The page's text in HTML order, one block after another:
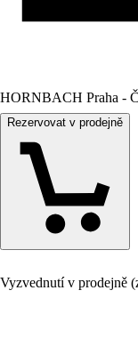
HORNBACH Praha -
Rezervovat v prodejně
Vyzvednutí v prodejně